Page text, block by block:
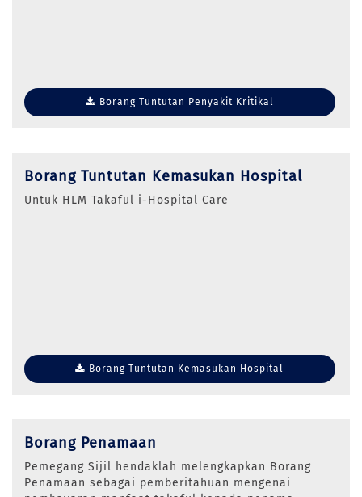
Borang Tuntutan Penyakit Kritikal
Borang Tuntutan Kemasukan Hospital
Untuk HLM Takaful i-Hospital Care
Borang Tuntutan Kemasukan Hospital
Borang Penamaan
Pemegang Sijil hendaklah melengkapkan Borang
Penamaan sebagai pemberitahuan mengenai